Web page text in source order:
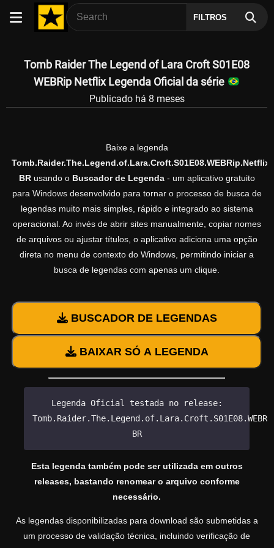
FILTROS
Tomb Raider The Legend of Lara Croft S01E08
WEBRip Netflix Legenda Oficial da série
Publicado há 8 meses
Baixe a legenda
BRusando o Buscador de Legenda- um aplicativo gratuito
para Windows desenvolvido para tornar o processo de busca de
legendas muito mais simples, rápido e integrado ao sistema
operacional. Ao invés de abrir sites manualmente, copiar nomes
de arquivos ou ajustar títulos, o aplicativo adiciona uma opção
direta no menu de contexto do Windows, permitindo iniciar a
busca de legendas com apenas um clique.
BUSCADOR DE LEGENDAS
BAIXAR SÓ A LEGENDA
Legenda Oficial testada no release:
BR
Esta legenda também pode ser utilizada em outros
releases, bastando renomear o arquivo conforme
necessário.
As legendas disponibilizadas para download são submetidas a
um processo de validação técnica, incluindo verificação de